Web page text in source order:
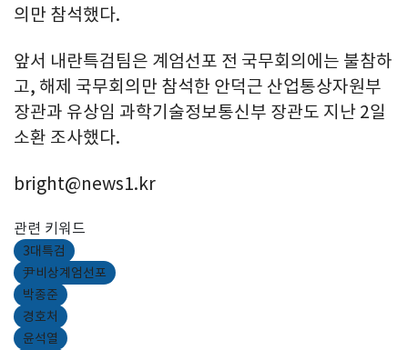
의만 참석했다.
앞서 내란특검팀은 계엄선포 전 국무회의에는 불참하
고, 해제 국무회의만 참석한 안덕근 산업통상자원부
장관과 유상임 과학기술정보통신부 장관도 지난 2일
소환 조사했다.
bright@news1.kr
관련 키워드
3대특검
尹비상계엄선포
박종준
경호처
윤석열